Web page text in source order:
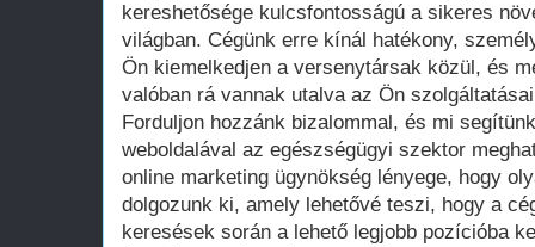
kereshetősége kulcsfontosságú a sikeres
világban. Cégünk erre kínál hatékony,
Ön kiemelkedjen a versenytársak közül, és
valóban rá vannak utalva az Ön
Forduljon hozzánk bizalommal, és mi
weboldalával az egészségügyi szektor
online marketing ügynökség lényege, hogy
dolgozunk ki, amely lehetővé teszi, hogy a
keresések során a lehető legjobb pozícióba